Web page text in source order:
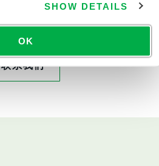
SHOW DETAILS
OK
联系我们